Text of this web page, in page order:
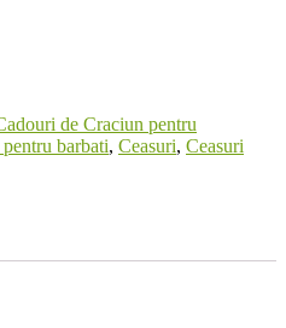
de Craciun pentru
barbati, Ceasuri, Ceasuri